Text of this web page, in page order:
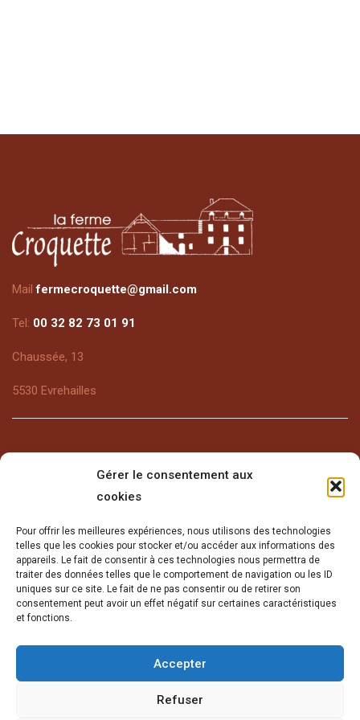
Gérer le consentement aux
cookies
Pour offrir les meilleures expériences, nous utilisons des technologies
telles que les cookies pour stocker et/ou accéder aux informations des
appareils. Le fait de consentir à ces technologies nous permettra de
traiter des données telles que le comportement de navigation ou les ID
uniques sur ce site. Le fait de ne pas consentir ou de retirer son
consentement peut avoir un effet négatif sur certaines caractéristiques
et fonctions.
Accepter
Refuser
Mailfermecroquette@gmail.com
Tel: 00 32 82 73 01 91
Chaussée, 13
5530 Evrehailles
Encore plus de Croquette
Plus de photos sur Facebook et Instagram. Découvrez aussi
notre vidéo de présentation sur Youtube.